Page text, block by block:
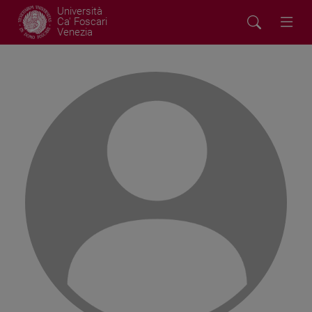
Università
Ca' Foscari
Venezia